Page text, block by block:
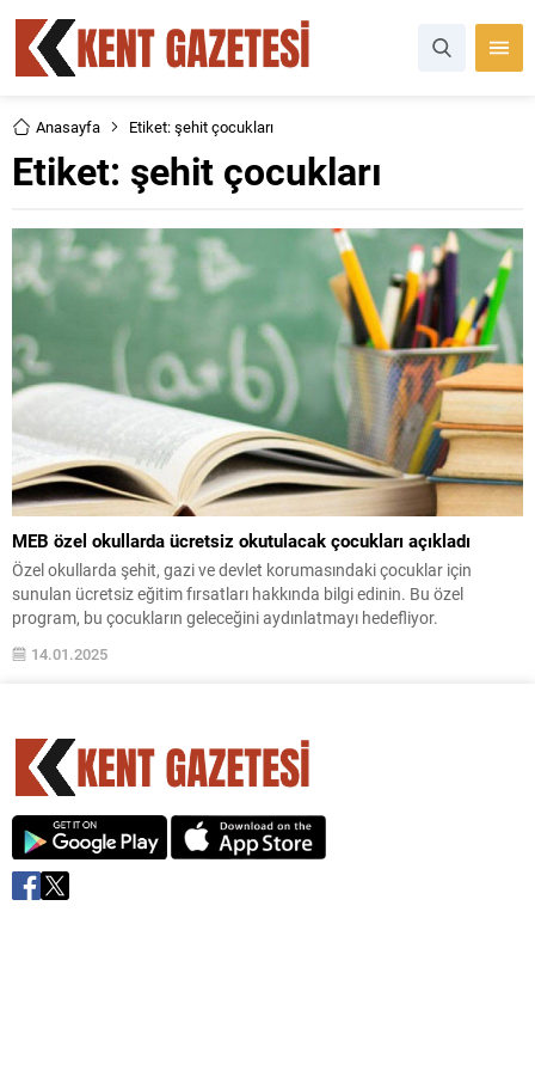
Anasayfa Etiket: şehit çocukları
Etiket: şehit çocukları
MEB özel okullarda ücretsiz okutulacak çocukları açıkladı
Özel okullarda şehit, gazi ve devlet korumasındaki çocuklar için
sunulan ücretsiz eğitim fırsatları hakkında bilgi edinin. Bu özel
program, bu çocukların geleceğini aydınlatmayı hedefliyor.
14.01.2025